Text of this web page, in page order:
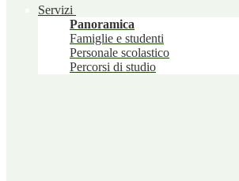
Servizi
Panoramica
Famiglie e studenti
Personale scolastico
Percorsi di studio